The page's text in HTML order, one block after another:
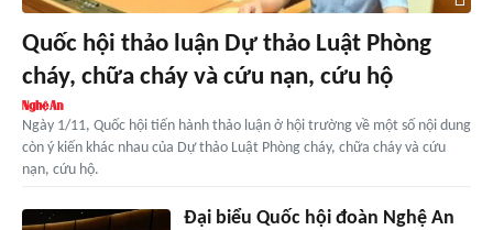
Quốc hội thảo luận Dự thảo Luật Phòng
cháy, chữa cháy và cứu nạn, cứu hộ
Ngày 1/11, Quốc hội tiến hành thảo luận ở hội trường về một số nội dung
còn ý kiến khác nhau của Dự thảo Luật Phòng cháy, chữa cháy và cứu
nạn, cứu hộ.
Đại biểu Quốc hội đoàn Nghệ An